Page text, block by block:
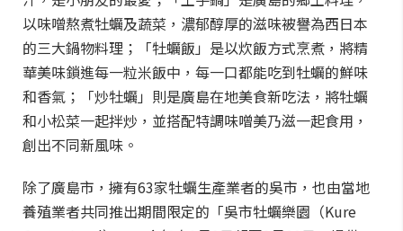
以味噌熬煮牡蠣及蔬菜，濃郁醇厚的滋味被譽為西日本
的三大鍋物料理；「牡蠣飯」是以炊飯方式烹煮，將精
華美味鎖進每一粒米飯中，每一口都能吃到牡蠣的鮮味
和香氣；「炒牡蠣」則是廣島在地美食新吃法，將牡蠣
和小松菜一起拌炒，並搭配特調味噌美乃滋一起食用，
創出不同新風味。
除了廣島市，擁有63家牡蠣生產業者的吳市，也由當地
養殖業者共同推出期間限定的「吳市牡蠣樂園（Kure